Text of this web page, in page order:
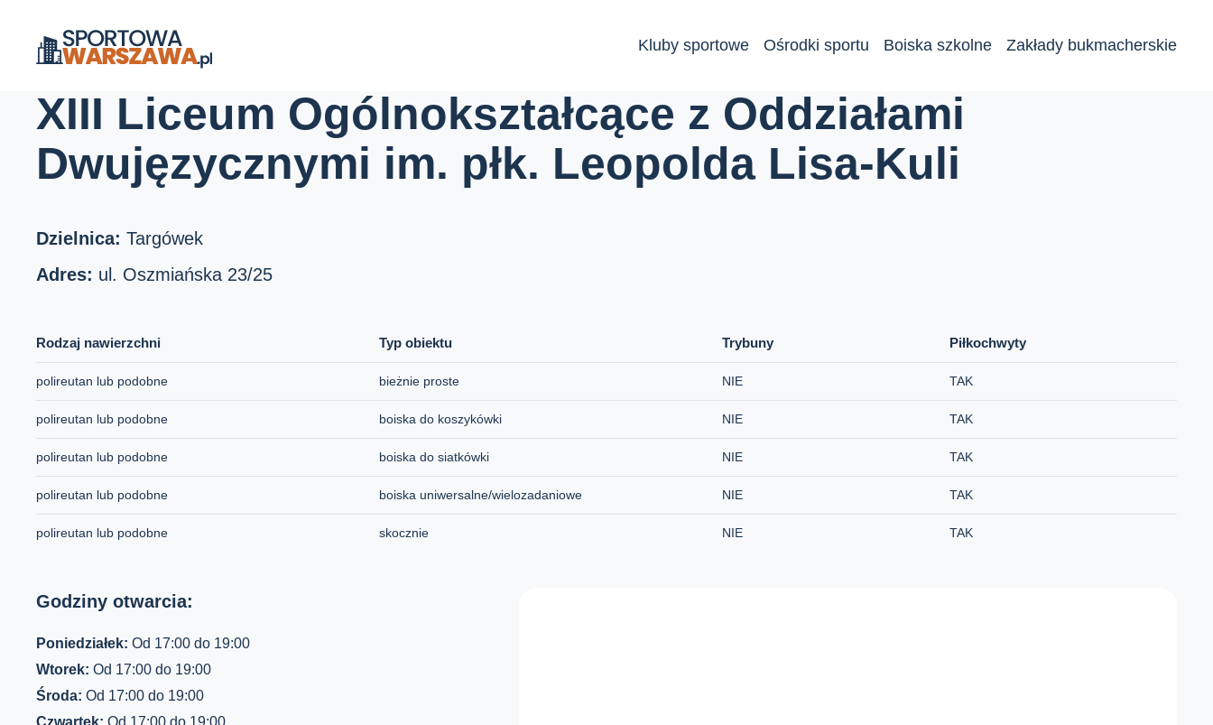
Kluby sportowe Ośrodki sportu Boiska szkolne Zakłady bukmacherskie
Strona główna Boiska szkolne
XIII Liceum Ogólnokształcące z Oddziałami
Dwujęzycznymi im. płk. Leopolda Lisa-Kuli
Dzielnica: Targówek
Adres: ul. Oszmiańska 23/25
Rodzaj nawierzchni Typ obiektu Trybuny Piłkochwyty
polireutan lub podobne bieżnie proste NIE TAK
polireutan lub podobne boiska do koszykówki NIE TAK
polireutan lub podobne boiska do siatkówki NIE TAK
polireutan lub podobne boiska uniwersalne/wielozadaniowe NIE TAK
polireutan lub podobne skocznie NIE TAK
Godziny otwarcia:
Poniedziałek: Od 17:00 do 19:00
Wtorek: Od 17:00 do 19:00
Środa: Od 17:00 do 19:00
Czwartek: Od 17:00 do 19:00